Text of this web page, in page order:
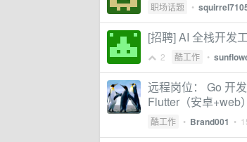
职场话题 •
[招聘] AI 全栈开发
2 酷工作 •
远程岗位： Go 开
Flutter（安卓+web）
酷工作 • Brand001 •